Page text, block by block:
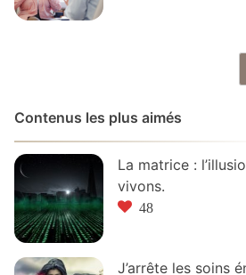
Contenus les plus aimés
La matrice :
vivons.
48
J’arrête les soins